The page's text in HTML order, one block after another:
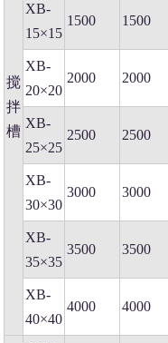
搅
拌
槽
XB-
15×15
1500 1500
XB-
20×20
2000 2000
XB-
25×25
2500 2500
XB-
30×30
3000 3000
XB-
35×35
3500 3500
XB-
40×40
4000 4000